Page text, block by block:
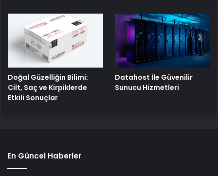
Doğal Güzelliğin Bilimi:
Cilt, Saç ve Kirpiklerde
Etkili Sonuçlar
Datahost İle Güvenilir
Sunucu Hizmetleri
En Güncel Haberler